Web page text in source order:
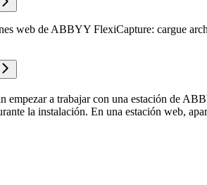
web de ABBYY FlexiCapture: cargue
empezar a trabajar con una estación de
la instalación. En una estación web,